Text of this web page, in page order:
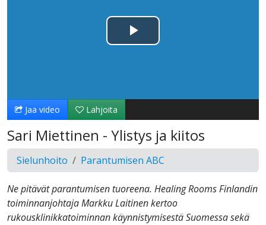
Toista
Jaa video Lahjoita
Sari Miettinen - Ylistys ja kiitos
Sielunhoito Parantumisen ABC
Ne pitävät parantumisen tuoreena. Healing Rooms Finlandin
toiminnanjohtaja Markku Laitinen kertoo
rukousklinikkatoiminnan käynnistymisestä Suomessa sekä